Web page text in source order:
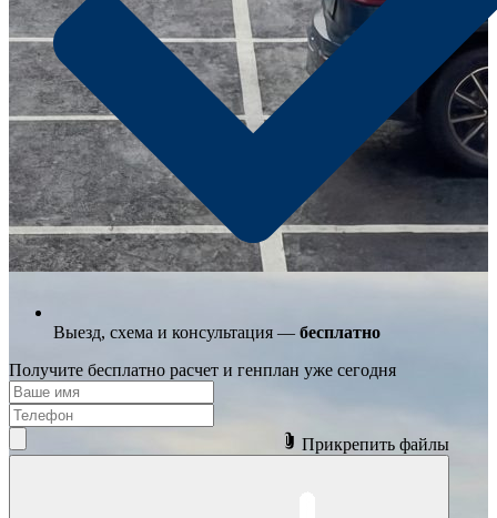
Выезд, схема и консультация — бесплатно
Получите бесплатно расчет и генплан уже сегодня
Прикрепить файлы